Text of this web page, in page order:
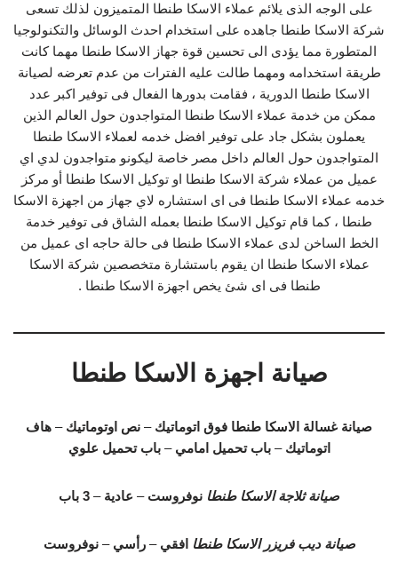
على الوجه الذى يلائم عملاء الاسكا طنطا المتميزون لذلك تسعى
شركة الاسكا طنطا جاهده على استخدام احدث الوسائل والتكنولوجيا
المتطورة مما يؤدى الى تحسين قوة جهاز الاسكا طنطا مهما كانت
طريقة استخدامه ومهما طالت عليه الفترات من عدم تعرضه لصيانة
الاسكا طنطا الدورية ، فقامت بدورها الفعال فى توفير اكبر عدد
ممكن من خدمة عملاء الاسكا طنطا المتواجدون حول العالم الذين
يعملون بشكل جاد على توفير افضل خدمه لعملاء الاسكا طنطا
المتواجدون حول العالم داخل مصر خاصة ليكونو متواجدون لدي اي
عميل من عملاء شركة الاسكا طنطا او توكيل الاسكا طنطا أو مركز
خدمه عملاء الاسكا طنطا فى اى استشاره لاي جهاز من اجهزة الاسكا
طنطا ، كما قام توكيل الاسكا طنطا بعمله الشاق فى توفير خدمة
الخط الساخن لدى عملاء الاسكا طنطا فى حالة حاجه اى عميل من
عملاء الاسكا طنطا ان يقوم باستشارة متخصصين شركة الاسكا
طنطا فى اى شئ يخص اجهزة الاسكا طنطا .
صيانة اجهزة الاسكا طنطا
صيانة غسالة الاسكا طنطا فوق اتوماتيك – نص اوتوماتيك – هاف
اتوماتيك –باب تحميل امامي –باب تحميل علوي
صيانة ثلاجة الاسكا طنطا نوفروست – عادية – 3 باب
صيانة ديب فريزر الاسكا طنطا افقي –رأسي –نوفروست